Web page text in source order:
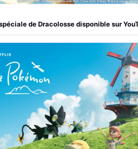
de Dracolosse disponible sur